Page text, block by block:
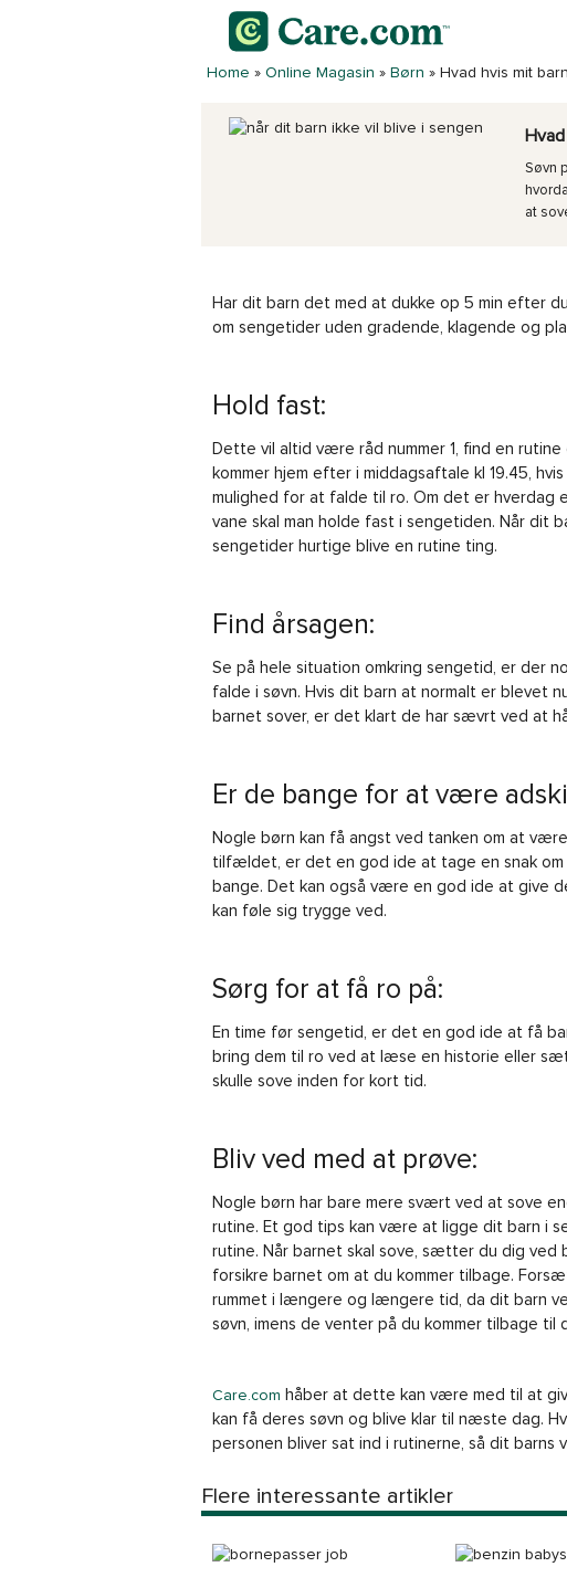
Home » Online Magasin » Børn » Hvad hvis mit
Søvn
at
Har dit barn det med at dukke op 5 min efter
om sengetider uden gradende, klagende og
Hold fast:
Dette vil altid være råd nummer 1, find en
kommer hjem efter i middagsaftale kl 19.45,
mulighed for at falde til ro. Om det er hverdag
vane skal man holde fast i sengetiden. Når dit
sengetider hurtige blive en rutine ting.
Find årsagen:
Se på hele situation omkring sengetid, er der
falde i søvn. Hvis dit barn at normalt er blevet
barnet sover, er det klart de har sævrt ved at
Er de bange for at være
Nogle børn kan få angst ved tanken om at
tilfældet, er det en god ide at tage en snak om
bange. Det kan også være en god ide at give
kan føle sig trygge ved.
Sørg for at få ro på:
En time før sengetid, er det en god ide at få
bring dem til ro ved at læse en historie eller
skulle sove inden for kort tid.
Bliv ved med at prøve:
Nogle børn har bare mere svært ved at sove
rutine. Et god tips kan være at ligge dit barn i
rutine. Når barnet skal sove, sætter du dig ved
forsikre barnet om at du kommer tilbage.
rummet i længere og længere tid, da dit barn
søvn, imens de venter på du kommer tilbage til
Care.com håber at dette kan være med til at
kan få deres søvn og blive klar til næste dag.
personen bliver sat ind i rutinerne, så dit barns
Flere interessante artikler